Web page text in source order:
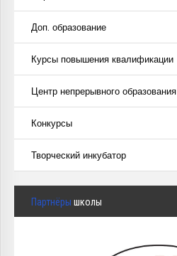
Доп. образование
Курсы повышения квалификации
Центр непрерывного образования
Конкурсы
Творческий инкубатор
Партнёры школы